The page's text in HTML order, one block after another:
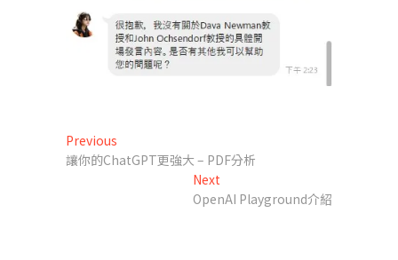
文
章
Previous
post:
讓你的ChatGPT更強大 – PDF分析
Next
post:
OpenAI Playground介紹